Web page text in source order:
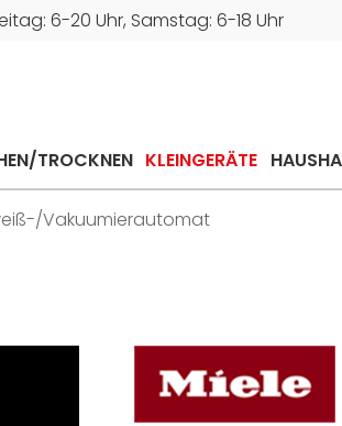
6-20 Uhr, Samstag: 6-18 Uhr
TROCKNEN KLEINGERÄTE
Vakuumierautomat